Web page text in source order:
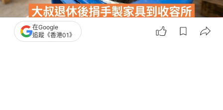
在Google
追蹤《香港01》